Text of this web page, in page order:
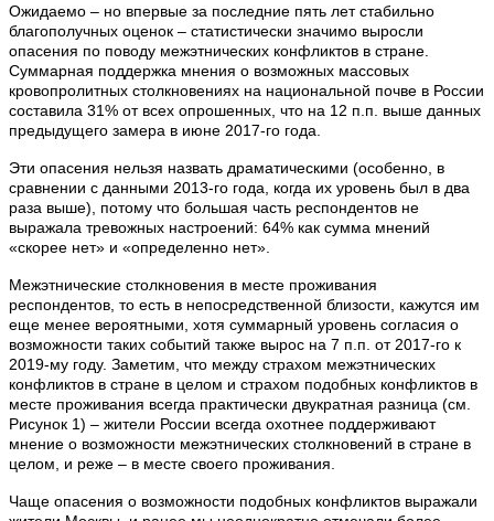
Ожидаемо – но впервые за последние пять лет стабильно
благополучных оценок – статистически значимо выросли
опасения по поводу межэтнических конфликтов в стране.
Суммарная поддержка мнения о возможных массовых
кровопролитных столкновениях на национальной почве в России
составила 31% от всех опрошенных, что на 12 п.п. выше данных
предыдущего замера в июне 2017-го года.
Эти опасения нельзя назвать драматическими (особенно, в
сравнении с данными 2013-го года, когда их уровень был в два
раза выше), потому что большая часть респондентов не
выражала тревожных настроений: 64% как сумма мнений
«скорее нет» и «определенно нет».
Межэтнические столкновения в месте проживания
респондентов, то есть в непосредственной близости, кажутся им
еще менее вероятными, хотя суммарный уровень согласия о
возможности таких событий также вырос на 7 п.п. от 2017-го к
2019-му году. Заметим, что между страхом межэтнических
конфликтов в стране в целом и страхом подобных конфликтов в
месте проживания всегда практически двукратная разница (см.
Рисунок 1) – жители России всегда охотнее поддерживают
мнение о возможности межэтнических столкновений в стране в
целом, и реже – в месте своего проживания.
Чаще опасения о возможности подобных конфликтов выражали